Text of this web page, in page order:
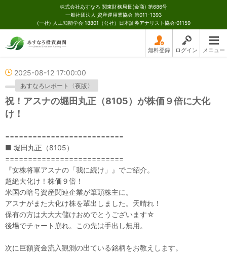
株式会社あすなろ 関東財務局長(金商) 第686号
一般社団法人 資産運用業協会 第011-1393
(一社) 人工知能学会:18801（公社）日本証券アナリスト協会:01159
無料登録 ログイン メニュー
2025-08-12 17:00:00
あすなろレポート〈夜版〉
祝！アスナの堀田丸正（8105）が株価９倍に大化
け！
==========================
■ 堀田丸正（8105）
==========================
『女株将軍アスナの「我に続け」』でご紹介。
超絶大化け！株価９倍！
米国の暗号資産関連企業が筆頭株主に。
アスナがまた大化け株を輩出しました。天晴れ！
保有の方は大大大儲けおめでとうございます☆
後場でチャート崩れ。この先は手出し無用。
次に巨額資金流入観測の出ている銘柄をお教えします。